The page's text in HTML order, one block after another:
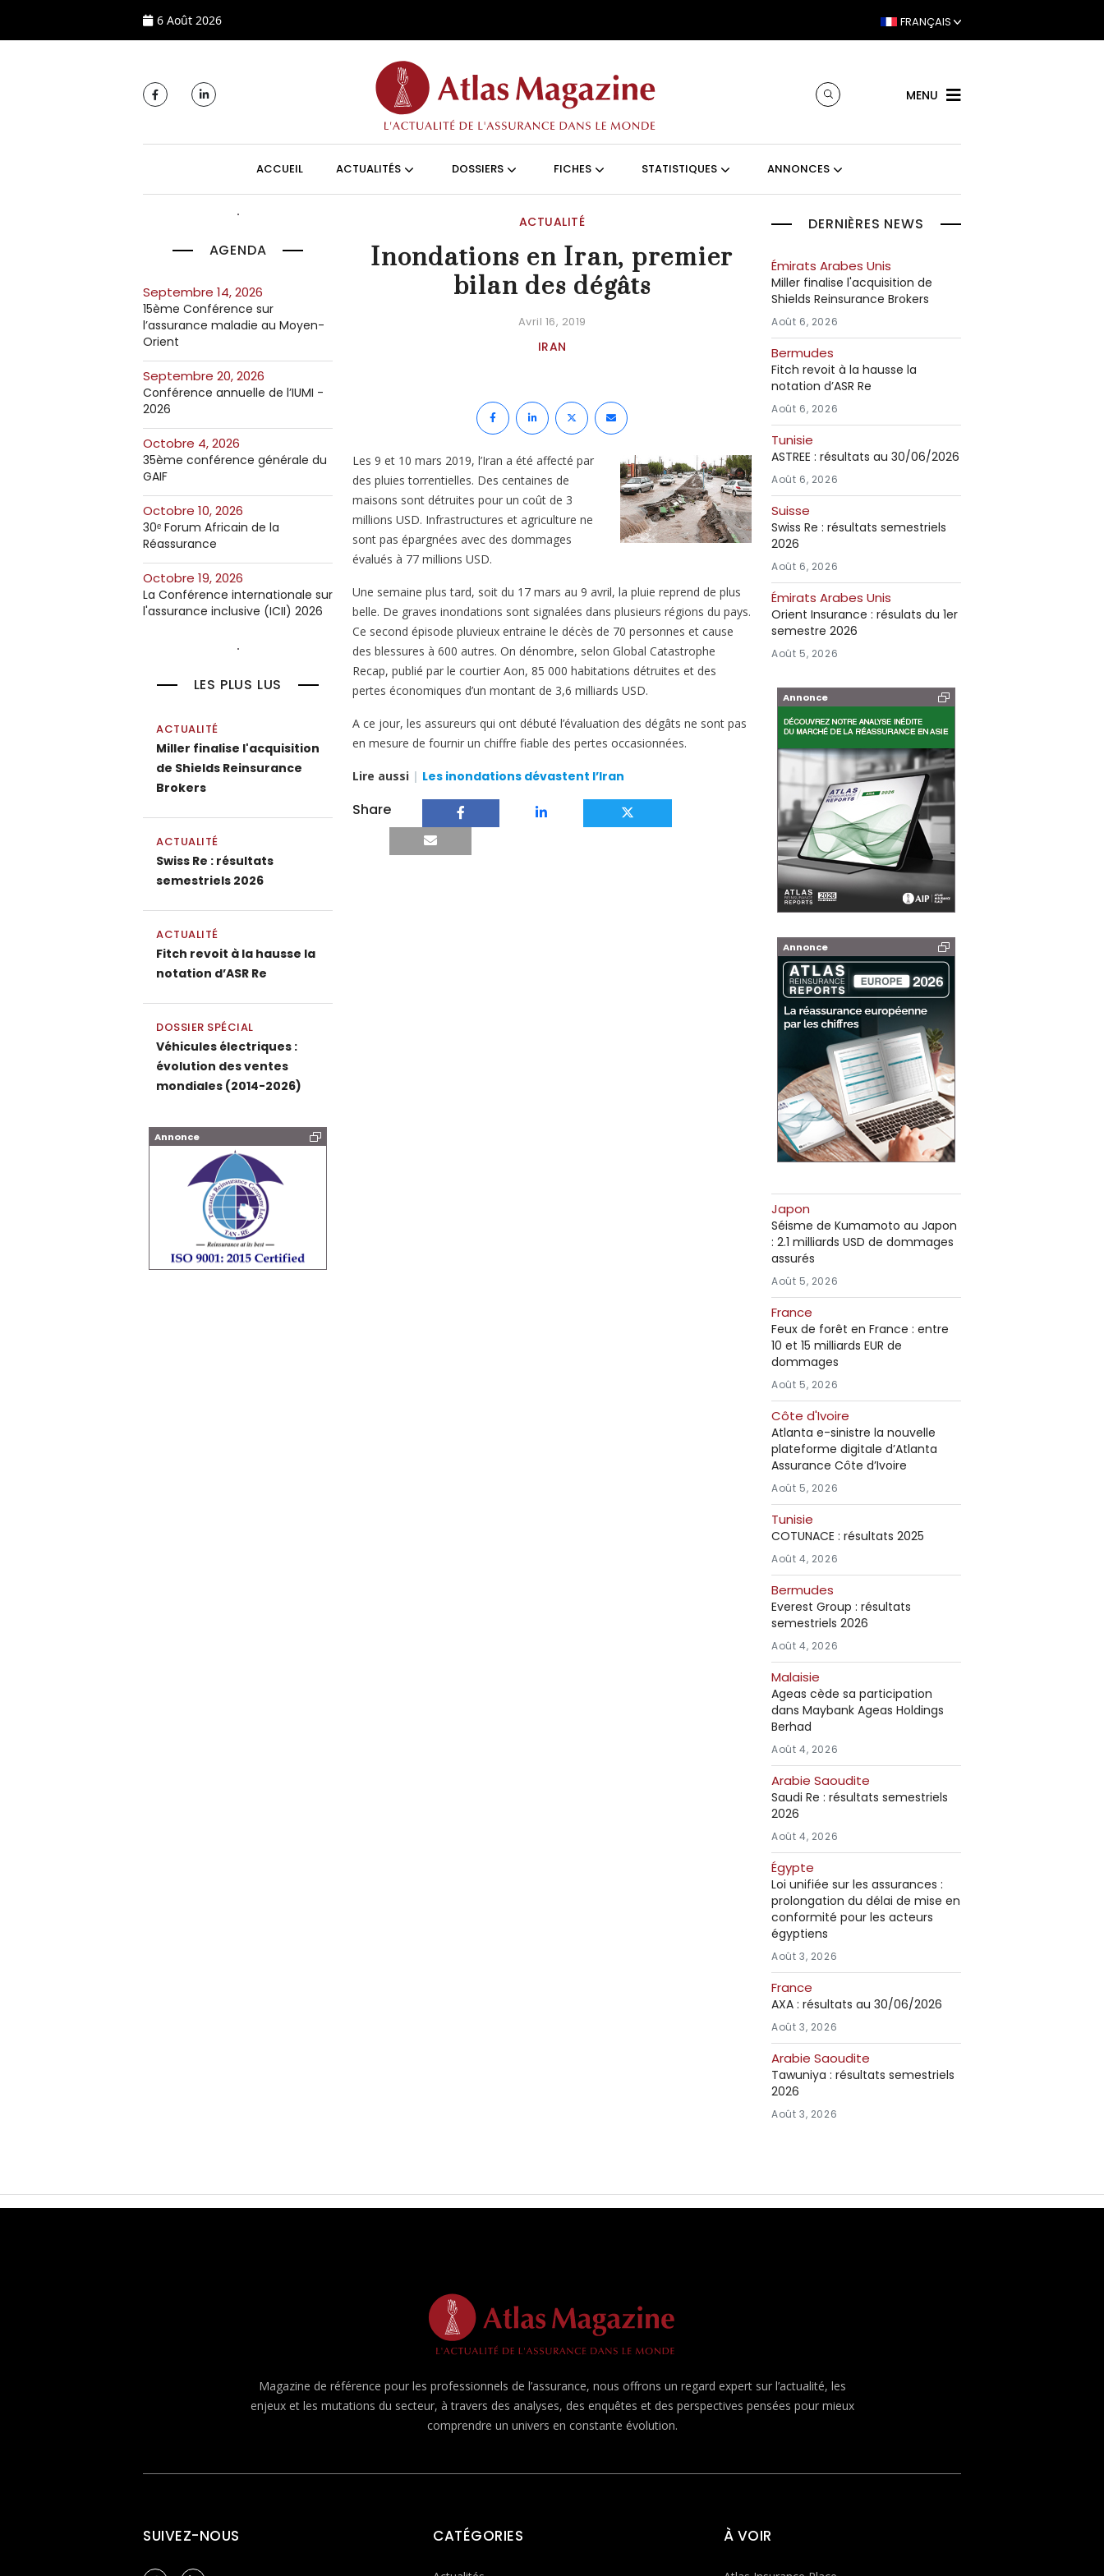
6 Août 2026 FRANÇAIS
MENU
ACCUEIL ACTUALITÉS DOSSIERS FICHES STATISTIQUES ANNONCES
AGENDA
septembre 14, 2026
15ème Conférence sur
l’assurance maladie au Moyen-
Orient
septembre 20, 2026
Conférence annuelle de l’IUMI -
2026
octobre 4, 2026
35ème conférence générale du
GAIF
octobre 10, 2026
30ᵉ Forum Africain de la
Réassurance
octobre 19, 2026
La Conférence internationale sur
l'assurance inclusive (ICII) 2026
LES PLUS LUS
ACTUALITÉ
Miller finalise l'acquisition
de Shields Reinsurance
Brokers
ACTUALITÉ
Swiss Re : résultats
semestriels 2026
ACTUALITÉ
Fitch revoit à la hausse la
notation d’ASR Re
DOSSIER SPÉCIAL
Véhicules électriques :
évolution des ventes
mondiales (2014-2026)
Annonce
ACTUALITÉ
Inondations en Iran, premier
bilan des dégâts
Avril 16, 2019
IRAN
Les 9 et 10 mars 2019, l’Iran a été affecté par
des pluies torrentielles. Des centaines de
maisons sont détruites pour un coût de 3
millions USD. Infrastructures et agriculture ne
sont pas épargnées avec des dommages
évalués à 77 millions USD.
Une semaine plus tard, soit du 17 mars au 9 avril, la pluie reprend de plus
belle. De graves inondations sont signalées dans plusieurs régions du pays.
Ce second épisode pluvieux entraine le décès de 70 personnes et cause
des blessures à 600 autres. On dénombre, selon Global Catastrophe
Recap, publié par le courtier Aon, 85 000 habitations détruites et des
pertes économiques d’un montant de 3,6 milliards USD.
A ce jour, les assureurs qui ont débuté l’évaluation des dégâts ne sont pas
en mesure de fournir un chiffre fiable des pertes occasionnées.
Lire aussi | Les inondations dévastent l’Iran
Share
DERNIÈRES NEWS
Émirats Arabes Unis
Miller finalise l'acquisition de
Shields Reinsurance Brokers
Août 6, 2026
Bermudes
Fitch revoit à la hausse la
notation d’ASR Re
Août 6, 2026
Tunisie
ASTREE : résultats au 30/06/2026
Août 6, 2026
Suisse
Swiss Re : résultats semestriels
2026
Août 6, 2026
Émirats Arabes Unis
Orient Insurance : résulats du 1er
semestre 2026
Août 5, 2026
Annonce
Annonce
Japon
Séisme de Kumamoto au Japon
: 2.1 milliards USD de dommages
assurés
Août 5, 2026
France
Feux de forêt en France : entre
10 et 15 milliards EUR de
dommages
Août 5, 2026
Côte d'Ivoire
Atlanta e-sinistre la nouvelle
plateforme digitale d’Atlanta
Assurance Côte d’Ivoire
Août 5, 2026
Tunisie
COTUNACE : résultats 2025
Août 4, 2026
Bermudes
Everest Group : résultats
semestriels 2026
Août 4, 2026
Malaisie
Ageas cède sa participation
dans Maybank Ageas Holdings
Berhad
Août 4, 2026
Arabie Saoudite
Saudi Re : résultats semestriels
2026
Août 4, 2026
Égypte
Loi unifiée sur les assurances :
prolongation du délai de mise en
conformité pour les acteurs
égyptiens
Août 3, 2026
France
AXA : résultats au 30/06/2026
Août 3, 2026
Arabie Saoudite
Tawuniya : résultats semestriels
2026
Août 3, 2026
Magazine de référence pour les professionnels de l’assurance, nous offrons un regard expert sur l’actualité, les
enjeux et les mutations du secteur, à travers des analyses, des enquêtes et des perspectives pensées pour mieux
comprendre un univers en constante évolution.
SUIVEZ-NOUS CATÉGORIES À VOIR